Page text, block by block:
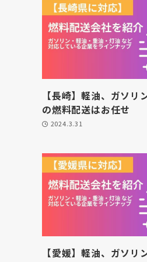
【長崎】軽油、ガソリ
の燃料配送はお任せ
2024.3.31
【愛媛】軽油、ガソリ